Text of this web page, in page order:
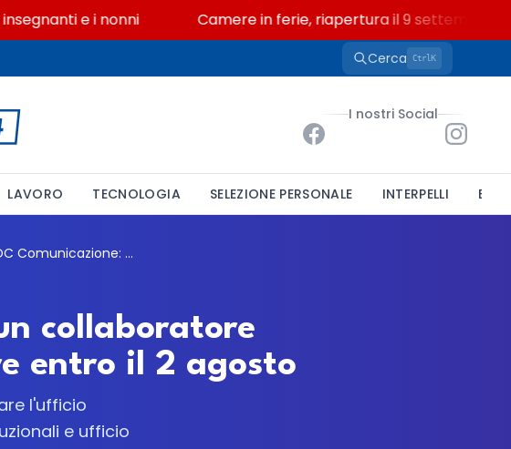
e i nonni Camere in ferie, riapertura il 9 settembre tra
Cerca CtrlK
I nostri Social
LAVORO TECNOLOGIA SELEZIONE PERSONALE INTERPELLI
Università di Brescia, mobilità per un collaboratore all'UOC Comunicazione: candidature entro il 2 agosto
collaboratore
entro il 2 agosto
l'ufficio
e ufficio